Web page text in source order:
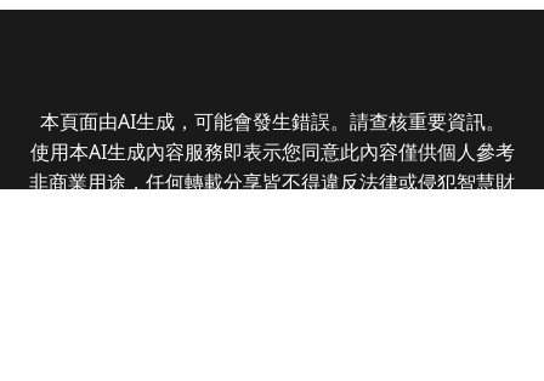
本頁面由AI生成，可能會發生錯誤。請查核重要資訊。
使用本AI生成內容服務即表示您同意此內容僅供個人參考
非商業用途，任何轉載分享皆不得違反法律或侵犯智慧財